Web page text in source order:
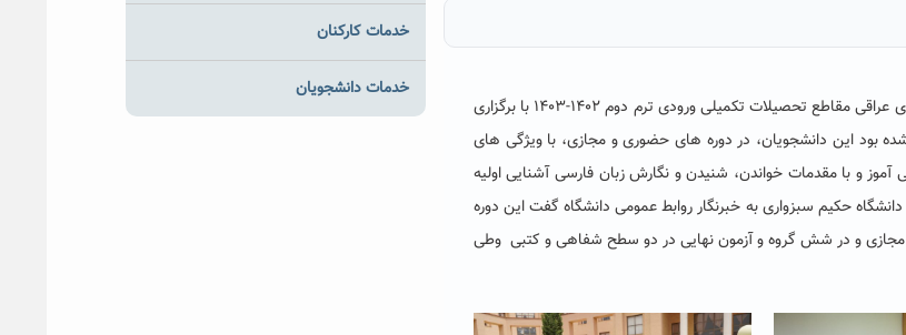
دومین دوره آموزش زبان فارسی( آزفا) درسطح مقدماتی۱ ویژه ۲۷۰ دانشجوی عراقی مقاطع تحصیلات تکمیلی ورودی ترم دوم ۱۴۰۲-۱۴۰۳ با برگزاری
و کتبی به پایان رسید. دراین دوره که از اسفند ۱۴۰۲ آغاز شده بود این دانشجویان، در دوره های حضوری و مجازی، با ویژگی های
آموز و با مقدمات خواندن، شنیدن و نگارش زبان فارسی آشنایی اولیه
حکیم سبزواری به خبرنگار روابط عمومی دانشگاه گفت این دوره
و دوازده هفته مجازی و در شش گروه و آزمون نهایی در دو سطح شفاهی و کتبی وطی
خدمات کارکنان
خدمات دانشجویان